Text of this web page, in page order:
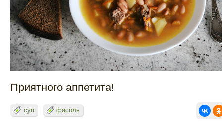
Приятного аппетита!
суп фасоль